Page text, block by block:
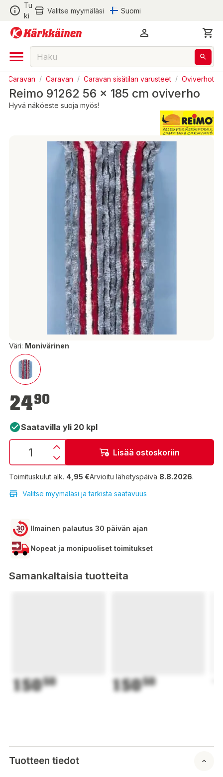
Tu
ki
Valitse myymäläsi Suomi
Caravan / Caravan / Caravan sisätilan varusteet / Oviverhot
Reimo 91262 56 x 185 cm oviverho
Hyvä näköeste suoja myös!
Väri: Monivärinen
2490
Saatavilla yli 20 kpl
Lisää ostoskoriin
Toimituskulut alk. 4,95 €Arvioitu lähetyspäivä 8.8.2026.
Valitse myymäläsi ja tarkista saatavuus
Ilmainen palautus 30 päivän ajan
Nopeat ja monipuoliset toimitukset
Samankaltaisia tuotteita
15050 15050
Tuotteen tiedot